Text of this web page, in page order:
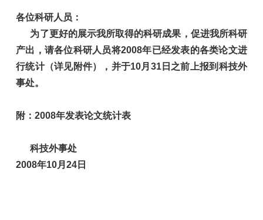
各位科研人员：
为了更好的展示我所取得的科研成果，促进我所科研
产出，请各位科研人员将2008年已经发表的各类论文进
行统计（详见附件），并于10月 31日 之前上报到科技外
事处。
附： 2008年发表论文统计表
科技外事处
2008年10月 24 日